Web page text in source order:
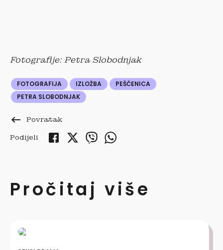
Fotografije: Petra Slobodnjak
FOTOGRAFIJA IZLOŽBA
PEŠČENICA
PETRA SLOBODNJAK
keyboard_backspace Povratak
Podijeli
Pročitaj više